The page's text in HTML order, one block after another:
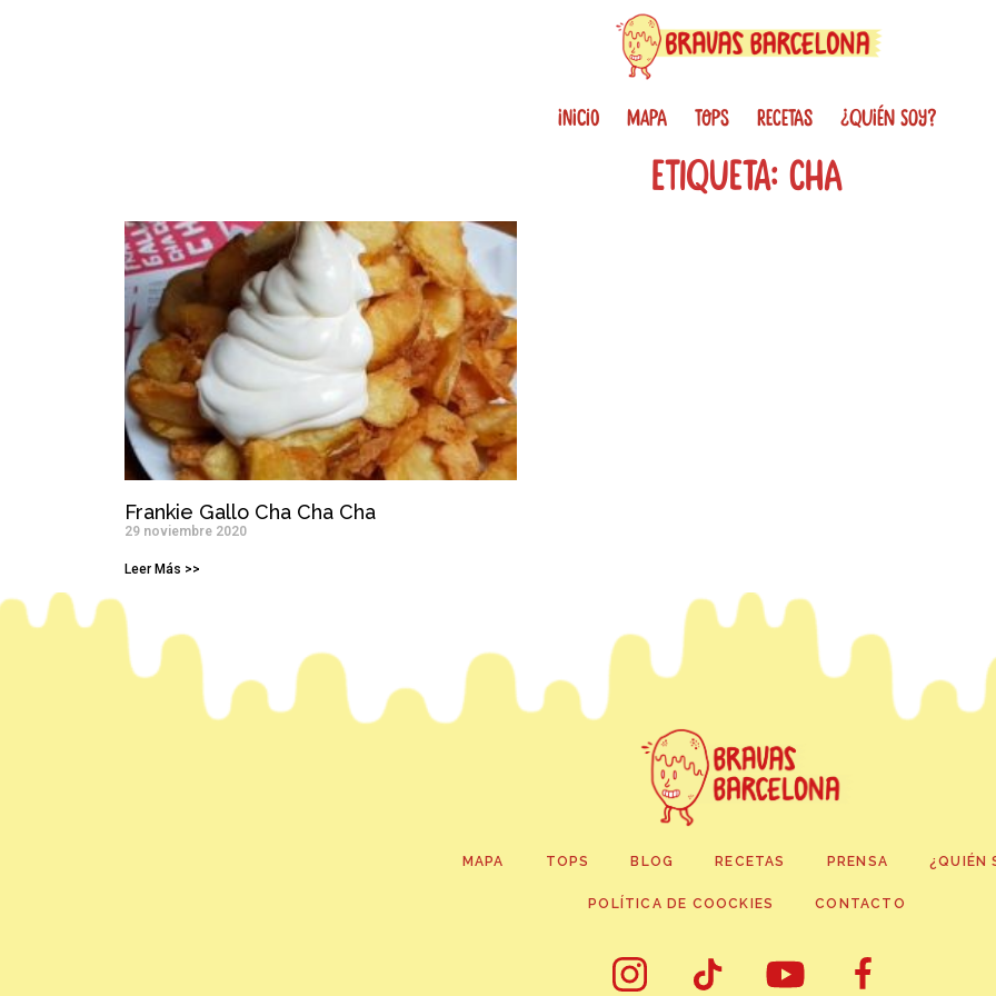
INICIO MAPA TOPS RECETAS ¿QUIÉN SOY?
Etiqueta: cha
Frankie Gallo Cha Cha Cha
29 noviembre 2020
Leer Más >>
MAPA TOPS BLOG RECETAS PRENSA ¿QUIÉN
POLÍTICA DE COOCKIES CONTACTO